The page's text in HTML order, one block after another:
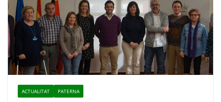
ACTUALITAT PATERNA